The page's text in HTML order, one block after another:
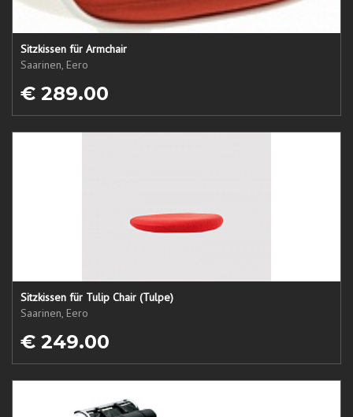
Sitzkissen für Armchair
Saarinen, Eero
€ 289.00
Sitzkissen für Tulip Chair (Tulpe)
Saarinen, Eero
€ 249.00